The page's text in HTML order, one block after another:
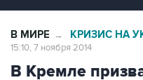
В МИРЕ → КРИЗИС НА
15:10, 7 ноября 2014
В Кремле